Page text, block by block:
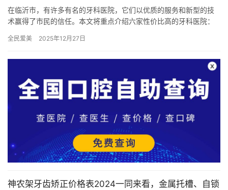
在临沂市，有许多有名的牙科医院，它们以优质的服务和新型的技
术赢得了市民的信任。本文将重点介绍六家性价比高的牙科医院：
特点，…
全民爱美 2025年12月27日
神农架牙齿矫正价格表2024一同来看，金属托槽、自锁